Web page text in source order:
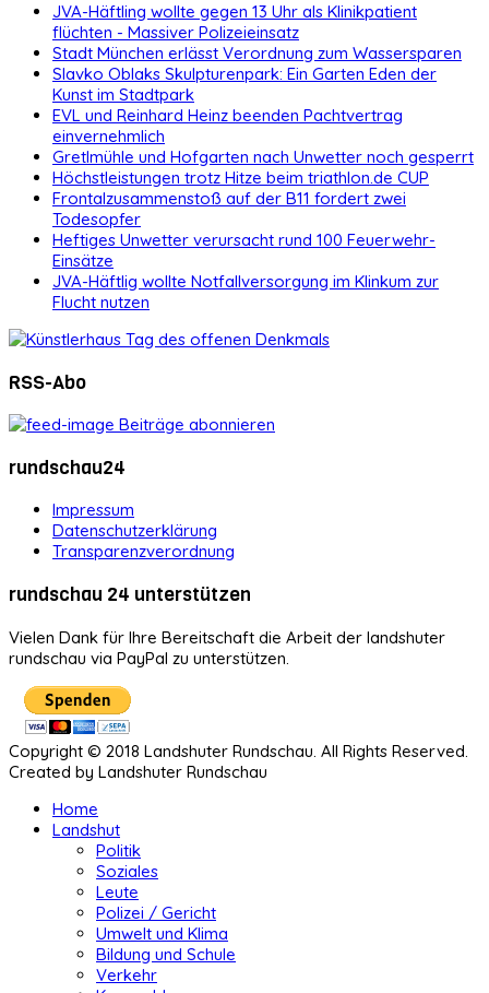
JVA-Häftling wollte gegen 13 Uhr als Klinikpatient
flüchten - Massiver Polizeieinsatz
Stadt München erlässt Verordnung zum Wassersparen
Slavko Oblaks Skulpturenpark: Ein Garten Eden der
Kunst im Stadtpark
EVL und Reinhard Heinz beenden Pachtvertrag
einvernehmlich
Gretlmühle und Hofgarten nach Unwetter noch gesperrt
Höchstleistungen trotz Hitze beim triathlon.de CUP
Frontalzusammenstoß auf der B11 fordert zwei
Todesopfer
Heftiges Unwetter verursacht rund 100 Feuerwehr-
Einsätze
JVA-Häftlig wollte Notfallversorgung im Klinkum zur
Flucht nutzen
RSS-Abo
Beiträge abonnieren
rundschau24
Impressum
Datenschutzerklärung
Transparenzverordnung
rundschau 24 unterstützen
Vielen Dank für Ihre Bereitschaft die Arbeit der landshuter
rundschau via PayPal zu unterstützen.
Copyright © 2018 Landshuter Rundschau. All Rights Reserved.
Created by Landshuter Rundschau
Home
Landshut
Politik
Soziales
Leute
Polizei / Gericht
Umwelt und Klima
Bildung und Schule
Verkehr